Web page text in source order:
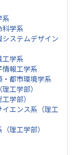
学系
ステムデザイン
学系
報工学系
都市環境学系
工学部）
学部）
エンス系（理工
理工学部）